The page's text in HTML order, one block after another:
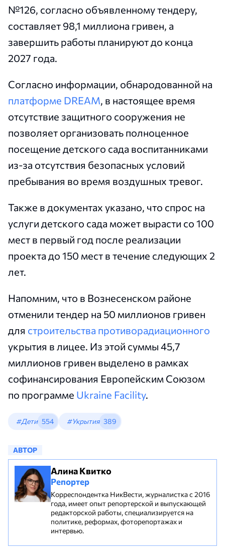
№126, согласно объявленному тендеру,
составляет 98,1 миллиона гривен, а
завершить работы планируют до конца
2027 года.
Согласно информации, обнародованной на
платформе DREAM, в настоящее время
отсутствие защитного сооружения не
позволяет организовать полноценное
посещение детского сада воспитанниками
из-за отсутствия безопасных условий
пребывания во время воздушных тревог.
Также в документах указано, что спрос на
услуги детского сада может вырасти со 100
мест в первый год после реализации
проекта до 150 мест в течение следующих 2
лет.
Напомним, что в Вознесенском районе
отменили тендер на 50 миллионов гривен
для строительства противорадиационного
укрытия в лицее. Из этой суммы 45,7
миллионов гривен выделено в рамках
софинансирования Европейским Союзом
по программе Ukraine Facility.
#Дети 554 #Укрытия 389
АВТОР
Алина Квитко
Репортер
Корреспондентка НикВести, журналистка с 2016
года, имеет опыт репортерской и выпускающей
редакторской работы, специализируется на
политике, реформах, фоторепортажах и
интервью.